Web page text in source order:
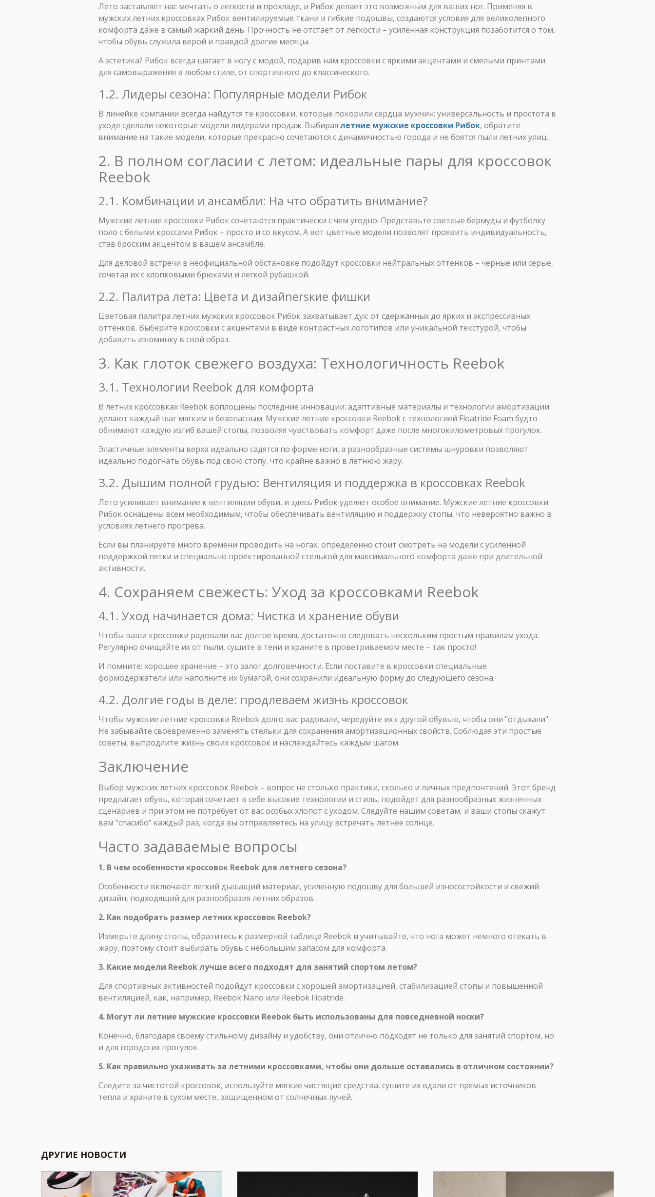
Лето заставляет нас мечтать о легкости и прохладе, и Рибок делает это возможным для ваших ног. Применяя в
мужских летних кроссовках Рибок вентилируемые ткани и гибкие подошвы, создаются условия для великолепного
комфорта даже в самый жаркий день. Прочность не отстает от легкости – усиленная конструкция позаботится о том,
чтобы обувь служила верой и правдой долгие месяцы.
А эстетика? Рибок всегда шагает в ногу с модой, подарив нам кроссовки с яркими акцентами и смелыми принтами
для самовыражения в любом стиле, от спортивного до классического.
1.2. Лидеры сезона: Популярные модели Рибок
В линейке компании всегда найдутся те кроссовки, которые покорили сердца мужчин: универсальность и простота в
уходе сделали некоторые модели лидерами продаж. Выбирая летние мужские кроссовки Рибок, обратите
внимание на такие модели, которые прекрасно сочетаются с динамичностью города и не боятся пыли летних улиц.
2. В полном согласии с летом: идеальные пары для кроссовок
Reebok
2.1. Комбинации и ансамбли: На что обратить внимание?
Мужские летние кроссовки Рибок сочетаются практически с чем угодно. Представьте светлые бермуды и футболку
поло с белыми кроссами Рибок – просто и со вкусом. А вот цветные модели позволят проявить индивидуальность,
став броским акцентом в вашем ансамбле.
Для деловой встречи в неофициальной обстановке подойдут кроссовки нейтральных оттенков – черные или серые,
сочетая их с хлопковыми брюками и легкой рубашкой.
2.2. Палитра лета: Цвета и дизайnersкие фишки
Цветовая палитра летних мужских кроссовок Рибок захватывает дух: от сдержанных до ярких и экспрессивных
оттенков. Выберите кроссовки с акцентами в виде контрастных логотипов или уникальной текстурой, чтобы
добавить изюминку в свой образ.
3. Как глоток свежего воздуха: Технологичность Reebok
3.1. Технологии Reebok для комфорта
В летних кроссовках Reebok воплощены последние инновации: адаптивные материалы и технологии амортизации
делают каждый шаг мягким и безопасным. Мужские летние кроссовки Reebok с технологией Floatride Foam будто
обнимают каждую изгиб вашей стопы, позволяя чувствовать комфорт даже после многокилометровых прогулок.
Эластичные элементы верха идеально садятся по форме ноги, а разнообразные системы шнуровки позволяют
идеально подогнать обувь под свою стопу, что крайне важно в летнюю жару.
3.2. Дышим полной грудью: Вентиляция и поддержка в кроссовках Reebok
Лето усиливает внимание к вентиляции обуви, и здесь Рибок уделяет особое внимание. Мужские летние кроссовки
Рибок оснащены всем необходимым, чтобы обеспечивать вентиляцию и поддержку стопы, что невероятно важно в
условиях летнего прогрева.
Если вы планируете много времени проводить на ногах, определенно стоит смотреть на модели с усиленной
поддержкой пятки и специально проектированной стелькой для максимального комфорта даже при длительной
активности.
4. Сохраняем свежесть: Уход за кроссовками Reebok
4.1. Уход начинается дома: Чистка и хранение обуви
Чтобы ваши кроссовки радовали вас долгое время, достаточно следовать нескольким простым правилам ухода.
Регулярно очищайте их от пыли, сушите в тени и храните в проветриваемом месте – так просто!
И помните: хорошее хранение – это залог долговечности. Если поставите в кроссовки специальные
формодержатели или наполните их бумагой, они сохранили идеальную форму до следующего сезона.
4.2. Долгие годы в деле: продлеваем жизнь кроссовок
Чтобы мужские летние кроссовки Reebok долго вас радовали, чередуйте их с другой обувью, чтобы они "отдыхали".
Не забывайте своевременно заменять стельки для сохранения амортизационных свойств. Соблюдая эти простые
советы, выпродлите жизнь своих кроссовок и наслаждайтесь каждым шагом.
Заключение
Выбор мужских летних кроссовок Reebok – вопрос не столько практики, сколько и личных предпочтений. Этот бренд
предлагает обувь, которая сочетает в себе высокие технологии и стиль, подойдет для разнообразных жизненных
сценариев и при этом не потребует от вас особых хлопот с уходом. Следуйте нашим советам, и ваши стопы скажут
вам "спасибо" каждый раз, когда вы отправляетесь на улицу встречать летнее солнце.
Часто задаваемые вопросы
1. В чем особенности кроссовок Reebok для летнего сезона?
Особенности включают легкий дышащий материал, усиленную подошву для большей износостойкости и свежий
дизайн, подходящий для разнообразия летних образов.
2. Как подобрать размер летних кроссовок Reebok?
Измерьте длину стопы, обратитесь к размерной таблице Reebok и учитывайте, что нога может немного отекать в
жару, поэтому стоит выбирать обувь с небольшим запасом для комфорта.
3. Какие модели Reebok лучше всего подходят для занятий спортом летом?
Для спортивных активностей подойдут кроссовки с хорошей амортизацией, стабилизацией стопы и повышенной
вентиляцией, как, например, Reebok Nano или Reebok Floatride.
4. Могут ли летние мужские кроссовки Reebok быть использованы для повседневной носки?
Конечно, благодаря своему стильному дизайну и удобству, они отлично подходят не только для занятий спортом, но
и для городских прогулок.
5. Как правильно ухаживать за летними кроссовками, чтобы они дольше оставались в отличном состоянии?
Следите за чистотой кроссовок, используйте мягкие чистящие средства, сушите их вдали от прямых источников
тепла и храните в сухом месте, защищенном от солнечных лучей.
ДРУГИЕ НОВОСТИ